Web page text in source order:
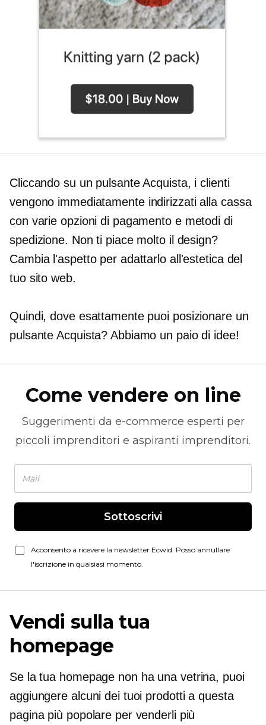
Cliccando su un pulsante Acquista, i clienti
vengono immediatamente indirizzati alla cassa
con varie opzioni di pagamento e metodi di
spedizione. Non ti piace molto il design?
Cambia l'aspetto per adattarlo all'estetica del
tuo sito web.
Quindi, dove esattamente puoi posizionare un
pulsante Acquista? Abbiamo un paio di idee!
Come vendere on line
Suggerimenti da e-commerce esperti per
piccoli imprenditori e aspiranti imprenditori.
Sottoscrivi
Acconsento a ricevere la newsletter Ecwid. Posso annullare
l'iscrizione in qualsiasi momento.
Vendi sulla tua
homepage
Se la tua homepage non ha una vetrina, puoi
aggiungere alcuni dei tuoi prodotti a questa
pagina più popolare per venderli più